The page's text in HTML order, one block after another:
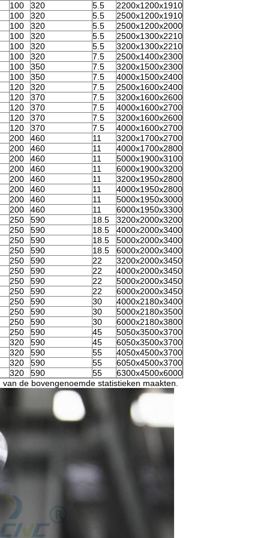
100 320 5.5
2200x1200x1910
100
320 5.5
2500x1200x1910
100
320 5.5
2500x1200x2000
100
320 5.5
2500x1300x2210
100
320 5.5
3200x1300x2210
100
320 7.5
2500x1400x2300
100
350 7.5
3200x1500x2300
100
350 7.5
4000x1500x2400
120
320 7.5
2500x1600x2400
120
370 7.5
3200x1600x2600
120
370 7.5
4000x1600x2700
120
370 7.5
3200x1600x2600
120
370 7.5
4000x1600x2700
200
460 11
3200x1700x2700
200
460 11
4000x1700x2800
200
460 11
5000x1900x3100
200
460 11
6000x1900x3200
200
460 11
3200x1950x2800
200
460 11
4000x1950x2800
200
460 11
5000x1950x3000
200
460 11
6000x1950x3300
250
590 18.5
3200x2000x3200
250
590 18.5
4000x2000x3400
250
590 18.5
5000x2000x3400
250
590 18.5
6000x2000x3400
250
590 22
3200x2000x3450
250
590 22
4000x2000x3450
250
590 22
5000x2000x3450
250
590 22
6000x2000x3450
250
590 30
4000x2180x3400
250
590 30
5000x2180x3500
250
590 30
6000x2180x3800
250
590 45
5050x3500x3700
320
590 45
6050x3500x3700
320
590 55
4050x4500x3700
320
590 55
6050x4500x3700
320
590 55
6300x4500x6000
de bovengenoemde statistieken maakten.